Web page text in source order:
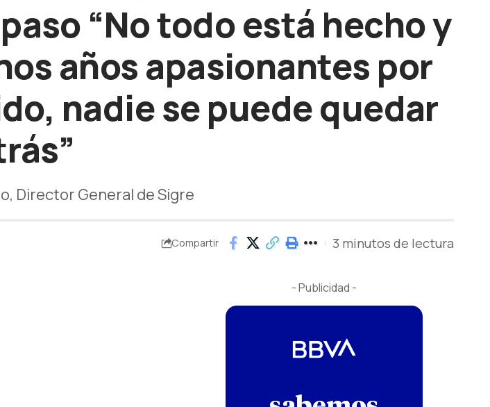
“No todo está hecho y
años apasionantes por
nadie se puede quedar
Director General de Sigre
Compartir 3 minutos de lectura
- Publicidad -